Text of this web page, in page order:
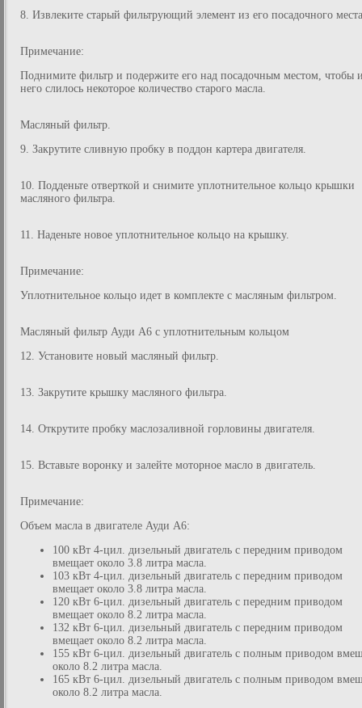
8. Извлеките старый фильтрующий элемент из его посадочного
Примечание:
Поднимите фильтр и подержите его над посадочным местом, чтобы
него слилось некоторое количество старого масла.
Масляный фильтр.
9. Закрутите сливную пробку в поддон картера двигателя.
10. Подденьте отверткой и снимите уплотнительное кольцо крышки
масляного фильтра.
11. Наденьте новое уплотнительное кольцо на крышку.
Примечание:
Уплотнительное кольцо идет в комплекте с масляным фильтром.
Масляный фильтр Ауди А6 с уплотнительным кольцом
12. Установите новый масляный фильтр.
13. Закрутите крышку масляного фильтра.
14. Открутите пробку маслозаливной горловины двигателя.
15. Вставьте воронку и залейте моторное масло в двигатель.
Примечание:
Объем масла в двигателе Ауди А6:
100 кВт 4-цил. дизельный двигатель с передним приводом
вмещает около 3.8 литра масла.
103 кВт 4-цил. дизельный двигатель с передним приводом
вмещает около 3.8 литра масла.
120 кВт 6-цил. дизельный двигатель с передним приводом
вмещает около 8.2 литра масла.
132 кВт 6-цил. дизельный двигатель с передним приводом
вмещает около 8.2 литра масла.
155 кВт 6-цил. дизельный двигатель с полным приводом
около 8.2 литра масла.
165 кВт 6-цил. дизельный двигатель с полным приводом
около 8.2 литра масла.